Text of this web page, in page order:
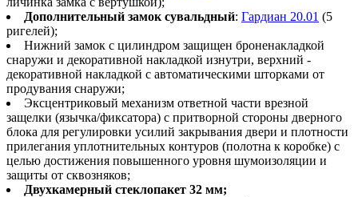
Дополнительный замок сувальдный: Гардиан 20.01 (5
ригелей);
Нижний замок с цилиндром защищен броненакладкой
снаружи и декоративной накладкой изнутри, верхний -
декоративной накладкой с автоматическими шторками от
продувания снаружи;
Эксцентриковый механизм ответной части врезной
защелки (язычка/фиксатора) с притворной стороны дверного
блока для регулировки усилий закрывания двери и плотности
прилегания уплотнительных контуров (полотна к коробке) с
целью достижения повышенного уровня шумоизоляции и
защиты от сквозняков;
Двухкамерный стеклопакет 32 мм;